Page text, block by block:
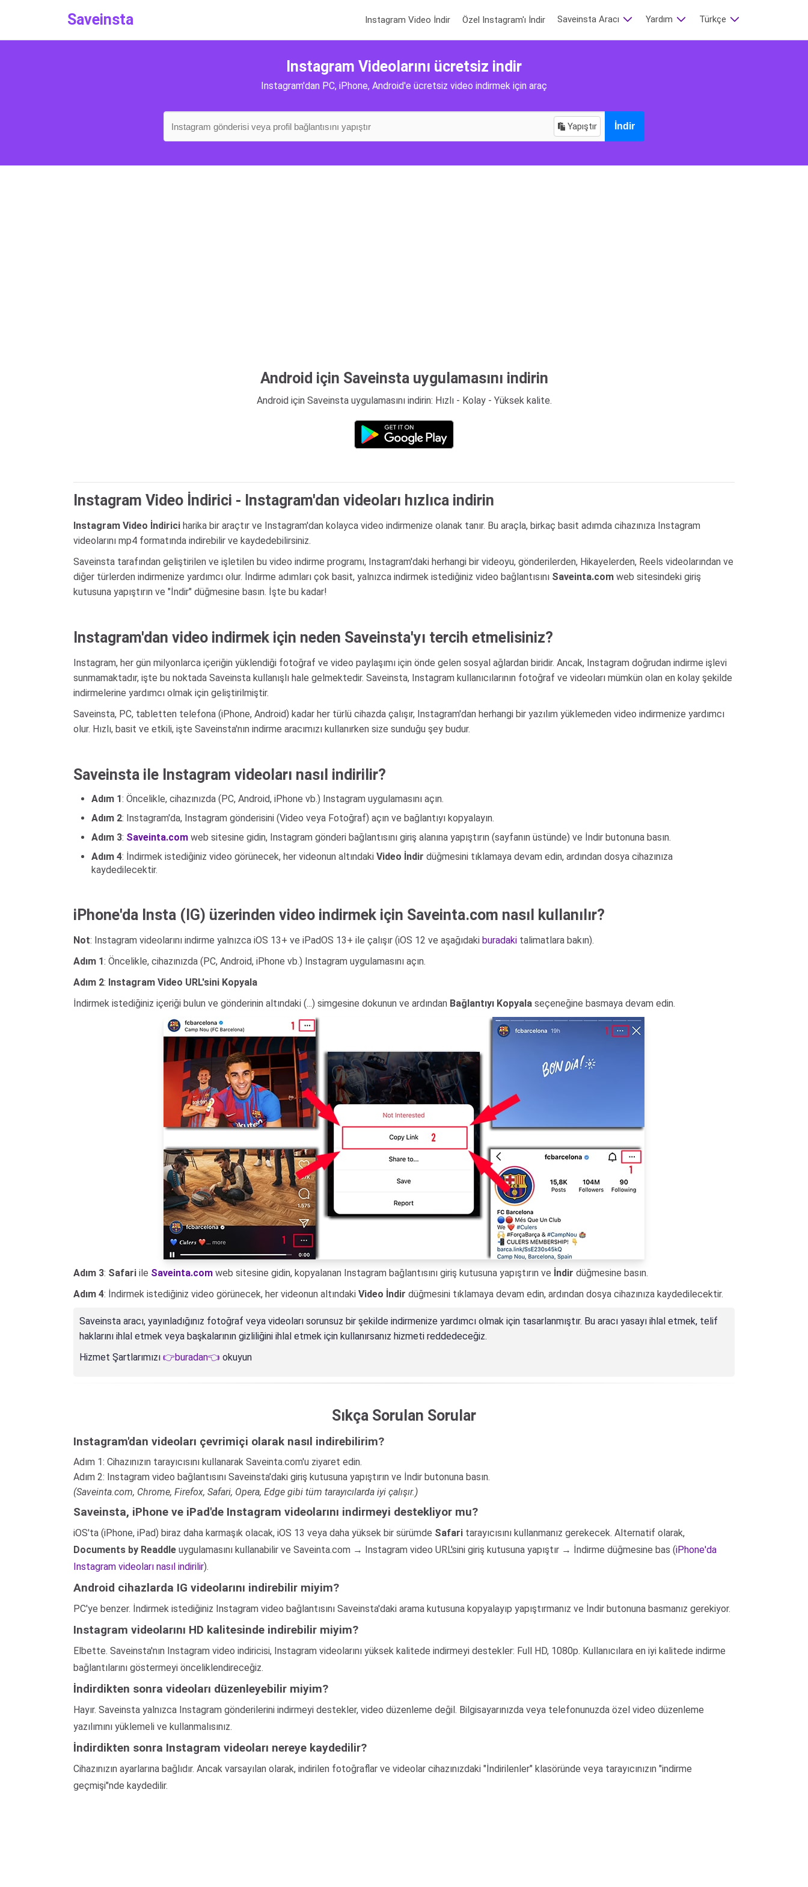
Saveinsta Instagram Video İndir Özel Instagram'ı İndir Saveinsta Aracı Yardım Türkçe‬
Instagram Videolarını ücretsiz indir
Instagram'dan PC, iPhone, Android'e ücretsiz video indirmek için araç
Yapıştır İndir
Android için Saveinsta uygulamasını indirin
Android için Saveinsta uygulamasını indirin: Hızlı - Kolay - Yüksek kalite.
Instagram Video İndirici - Instagram'dan videoları hızlıca indirin
Instagram Video İndirici harika bir araçtır ve Instagram'dan kolayca video indirmenize olanak tanır. Bu araçla, birkaç basit adımda cihazınıza Instagram
videolarını mp4 formatında indirebilir ve kaydedebilirsiniz.
Saveinsta tarafından geliştirilen ve işletilen bu video indirme programı, Instagram'daki herhangi bir videoyu, gönderilerden, Hikayelerden, Reels videolarından ve
diğer türlerden indirmenize yardımcı olur. İndirme adımları çok basit, yalnızca indirmek istediğiniz video bağlantısını Saveinta.com web sitesindeki giriş
kutusuna yapıştırın ve "İndir" düğmesine basın. İşte bu kadar!
Instagram'dan video indirmek için neden Saveinsta'yı tercih etmelisiniz?
Instagram, her gün milyonlarca içeriğin yüklendiği fotoğraf ve video paylaşımı için önde gelen sosyal ağlardan biridir. Ancak, Instagram doğrudan indirme işlevi
sunmamaktadır, işte bu noktada Saveinsta kullanışlı hale gelmektedir. Saveinsta, Instagram kullanıcılarının fotoğraf ve videoları mümkün olan en kolay şekilde
indirmelerine yardımcı olmak için geliştirilmiştir.
Saveinsta, PC, tabletten telefona (iPhone, Android) kadar her türlü cihazda çalışır, Instagram'dan herhangi bir yazılım yüklemeden video indirmenize yardımcı
olur. Hızlı, basit ve etkili, işte Saveinsta'nın indirme aracımızı kullanırken size sunduğu şey budur.
Saveinsta ile Instagram videoları nasıl indirilir?
Adım 1: Öncelikle, cihazınızda (PC, Android, iPhone vb.) Instagram uygulamasını açın.
Adım 2: Instagram'da, Instagram gönderisini (Video veya Fotoğraf) açın ve bağlantıyı kopyalayın.
Adım 3: Saveinta.com web sitesine gidin, Instagram gönderi bağlantısını giriş alanına yapıştırın (sayfanın üstünde) ve İndir butonuna basın.
Adım 4: İndirmek istediğiniz video görünecek, her videonun altındaki Video İndir düğmesini tıklamaya devam edin, ardından dosya cihazınıza
kaydedilecektir.
iPhone'da Insta (IG) üzerinden video indirmek için Saveinta.com nasıl kullanılır?
Not: Instagram videolarını indirme yalnızca iOS 13+ ve iPadOS 13+ ile çalışır (iOS 12 ve aşağıdaki buradaki talimatlara bakın).
Adım 1: Öncelikle, cihazınızda (PC, Android, iPhone vb.) Instagram uygulamasını açın.
Adım 2: Instagram Video URL'sini Kopyala
İndirmek istediğiniz içeriği bulun ve gönderinin altındaki (...) simgesine dokunun ve ardından Bağlantıyı Kopyala seçeneğine basmaya devam edin.
Adım 3: Safari ile Saveinta.com web sitesine gidin, kopyalanan Instagram bağlantısını giriş kutusuna yapıştırın ve İndir düğmesine basın.
Adım 4: İndirmek istediğiniz video görünecek, her videonun altındaki Video İndir düğmesini tıklamaya devam edin, ardından dosya cihazınıza kaydedilecektir.
Saveinsta aracı, yayınladığınız fotoğraf veya videoları sorunsuz bir şekilde indirmenize yardımcı olmak için tasarlanmıştır. Bu aracı yasayı ihlal etmek, telif
haklarını ihlal etmek veya başkalarının gizliliğini ihlal etmek için kullanırsanız hizmeti reddedeceğiz.
Hizmet Şartlarımızı 👉buradan👈 okuyun
Sıkça Sorulan Sorular
Instagram'dan videoları çevrimiçi olarak nasıl indirebilirim?
Adım 1: Cihazınızın tarayıcısını kullanarak Saveinta.com'u ziyaret edin.
Adım 2: Instagram video bağlantısını Saveinsta'daki giriş kutusuna yapıştırın ve İndir butonuna basın.
(Saveinta.com, Chrome, Firefox, Safari, Opera, Edge gibi tüm tarayıcılarda iyi çalışır.)
Saveinsta, iPhone ve iPad'de Instagram videolarını indirmeyi destekliyor mu?
iOS'ta (iPhone, iPad) biraz daha karmaşık olacak, iOS 13 veya daha yüksek bir sürümde Safari tarayıcısını kullanmanız gerekecek. Alternatif olarak,
Documents by Readdle uygulamasını kullanabilir ve Saveinta.com → Instagram video URL'sini giriş kutusuna yapıştır → İndirme düğmesine bas (iPhone'da
Instagram videoları nasıl indirilir).
Android cihazlarda IG videolarını indirebilir miyim?
PC'ye benzer. İndirmek istediğiniz Instagram video bağlantısını Saveinsta'daki arama kutusuna kopyalayıp yapıştırmanız ve İndir butonuna basmanız gerekiyor.
Instagram videolarını HD kalitesinde indirebilir miyim?
Elbette. Saveinsta'nın Instagram video indiricisi, Instagram videolarını yüksek kalitede indirmeyi destekler: Full HD, 1080p. Kullanıcılara en iyi kalitede indirme
bağlantılarını göstermeyi önceliklendireceğiz.
İndirdikten sonra videoları düzenleyebilir miyim?
Hayır. Saveinsta yalnızca Instagram gönderilerini indirmeyi destekler, video düzenleme değil. Bilgisayarınızda veya telefonunuzda özel video düzenleme
yazılımını yüklemeli ve kullanmalısınız.
İndirdikten sonra Instagram videoları nereye kaydedilir?
Cihazınızın ayarlarına bağlıdır. Ancak varsayılan olarak, indirilen fotoğraflar ve videolar cihazınızdaki "İndirilenler" klasöründe veya tarayıcınızın "indirme
geçmişi"nde kaydedilir.